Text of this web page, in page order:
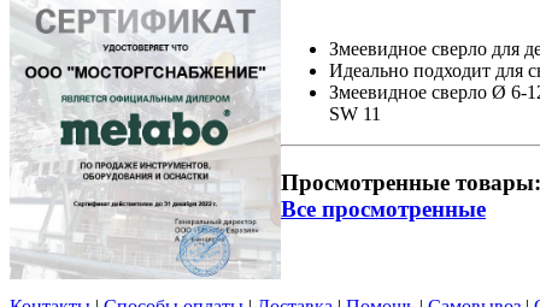
Змеевидное сверло для
Идеально подходит для
Змеевидное сверло Ø 6-
SW 11
Просмотренные товары:
Все просмотренные